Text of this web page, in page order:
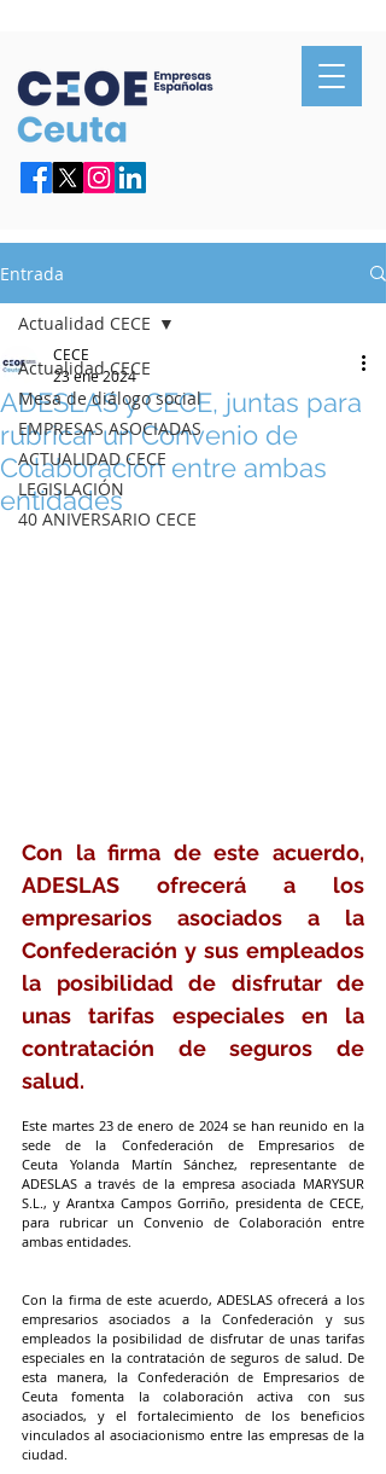
Entrada
Actualidad CECE
Mesa de diálogo social
EMPRESAS ASOCIADAS
ACTUALIDAD CECE
LEGISLACIÓN
40 ANIVERSARIO CECE
Actualidad CECE
ADESLAS y CECE, juntas para
rubricar un Convenio de
Colaboración entre ambas
entidades
CECE
23 ene 2024
Con la firma de este acuerdo,
ADESLAS ofrecerá a los
empresarios asociados a la
Confederación y sus empleados
la posibilidad de disfrutar de
unas tarifas especiales en la
contratación de seguros de
salud.
Este martes 23 de enero de 2024 se han reunido en la
sede de la Confederación de Empresarios de
Ceuta Yolanda Martín Sánchez, representante de
ADESLAS a través de la empresa asociada MARYSUR
S.L., y Arantxa Campos Gorriño, presidenta de CECE,
para rubricar un Convenio de Colaboración entre
ambas entidades.
Con la firma de este acuerdo, ADESLAS ofrecerá a los
empresarios asociados a la Confederación y sus
empleados la posibilidad de disfrutar de unas tarifas
especiales en la contratación de seguros de salud. De
esta manera, la Confederación de Empresarios de
Ceuta fomenta la colaboración activa con sus
asociados, y el fortalecimiento de los beneficios
vinculados al asociacionismo entre las empresas de la
ciudad.